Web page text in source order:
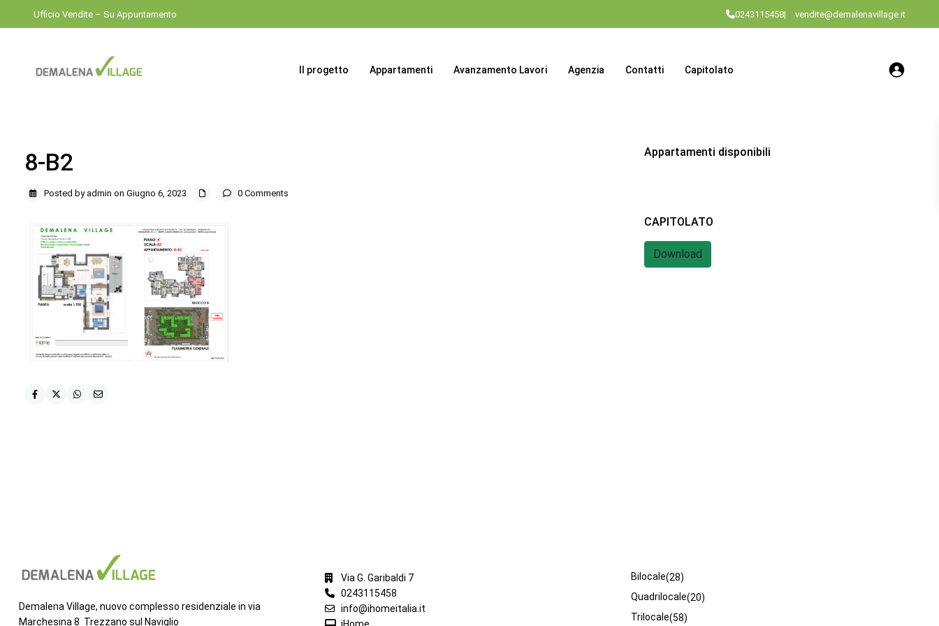
Ufficio Vendite – Su Appuntamento 0243115458| vendite@demalenavillage.it
Il progetto Appartamenti Avanzamento Lavori Agenzia Contatti Capitolato
8-B2
Posted by admin on Giugno 6, 2023 0 Comments
Appartamenti disponibili
CAPITOLATO
Download
Demalena Village, nuovo complesso residenziale in via
Marchesina 8 Trezzano sul Naviglio
Via G. Garibaldi 7
0243115458
info@ihomeitalia.it
Bilocale(28)
Quadrilocale(20)
Trilocale(58)